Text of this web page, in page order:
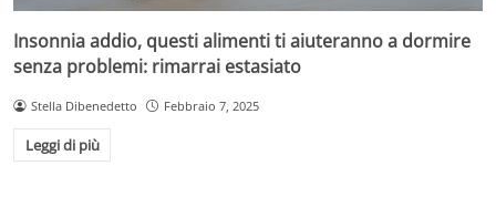
Insonnia addio, questi alimenti ti aiuteranno a dormire
senza problemi: rimarrai estasiato
Stella Dibenedetto Febbraio 7, 2025
Leggi di più